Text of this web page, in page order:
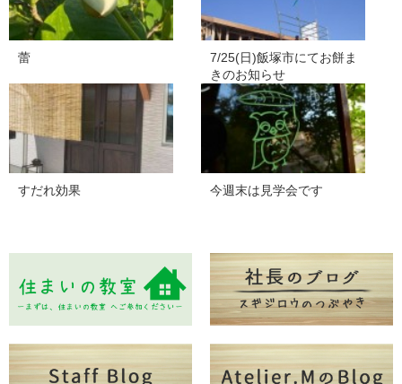
蕾
7/25(日)飯塚市にてお餅ま
きのお知らせ
すだれ効果 今週末は見学会です